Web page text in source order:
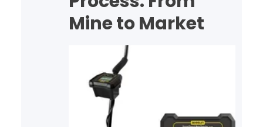
Mine to Market